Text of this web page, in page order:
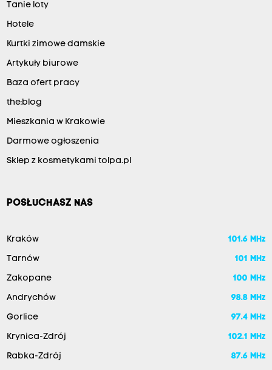
Tanie loty
Hotele
Kurtki zimowe damskie
Artykuły biurowe
Baza ofert pracy
the:blog
Mieszkania w Krakowie
Darmowe ogłoszenia
Sklep z kosmetykami tolpa.pl
POSŁUCHASZ NAS
Kraków 101.6 MHz
Tarnów 101 MHz
Zakopane 100 MHz
Andrychów 98.8 MHz
Gorlice 97.4 MHz
Krynica-Zdrój 102.1 MHz
Rabka-Zdrój 87.6 MHz